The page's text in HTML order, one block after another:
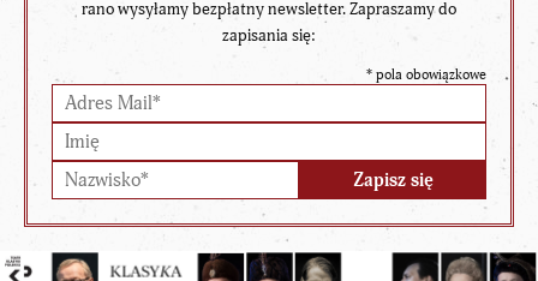
rano wysyłamy bezpłatny newsletter. Zapraszamy do
zapisania się:
* pola obowiązkowe